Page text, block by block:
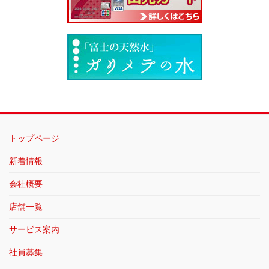
トップページ
新着情報
会社概要
店舗一覧
サービス案内
社員募集